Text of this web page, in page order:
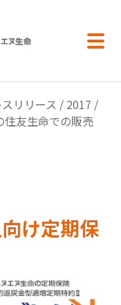
リリース / 2017 /
住友生命での販売
け定期保